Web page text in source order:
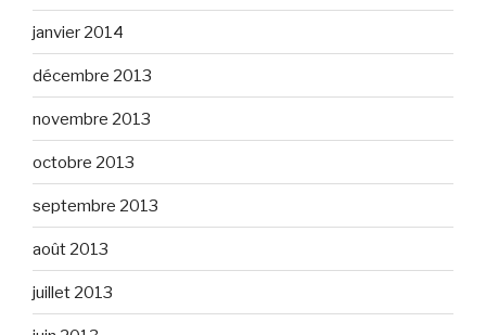
janvier 2014
décembre 2013
novembre 2013
octobre 2013
septembre 2013
août 2013
juillet 2013